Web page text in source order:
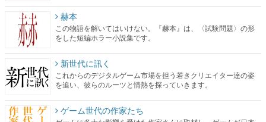
赫本
この物語を解いてはいけない。『赫本』は、〈試験問題〉の形
をした短編ホラー小説集です。
新世代に訊く
これからのデジタルゲーム市場を担う若きクリエイター達の姿
を追い、彼らのルーツと情熱を探っていきます。
ゲーム世代の作家たち